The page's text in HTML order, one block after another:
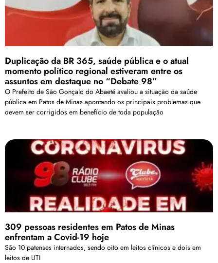
Duplicação da BR 365, saúde pública e o atual
momento político regional estiveram entre os
assuntos em destaque no “Debate 98”
O Prefeito de São Gonçalo do Abaeté avaliou a situação da saúde
pública em Patos de Minas apontando os principais problemas que
devem ser corrigidos em benefício de toda população
309 pessoas residentes em Patos de Minas
enfrentam a Covid-19 hoje
São 10 patenses internados, sendo oito em leitos clínicos e dois em
leitos de UTI